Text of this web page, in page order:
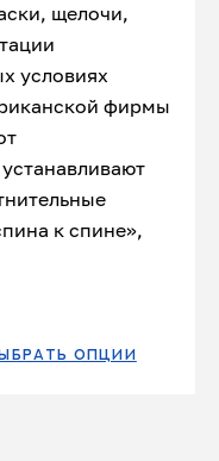
щелочи,
условиях
фирмы
к спине»,
ОПЦИИ